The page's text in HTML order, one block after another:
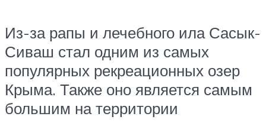
Из-за рапы и лечебного ила Сасык-
Сиваш стал одним из самых
популярных рекреационных озер
Крыма. Также оно является самым
большим на территории